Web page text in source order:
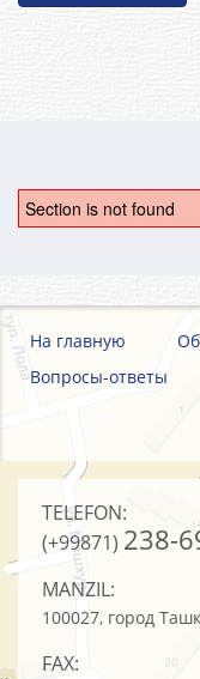
Section is not found
На главную
Вопросы-ответы
TELEFON:
(+99871) 238-
MANZIL:
100027, город
FAX: